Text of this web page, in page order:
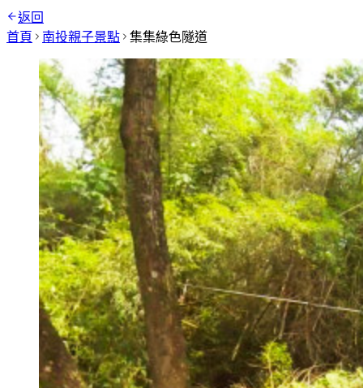
返回
首頁
南投親子景點 集集綠色隧道